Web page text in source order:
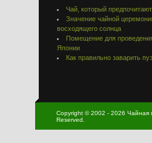
Чай, который
Значение чайной
восходящего солнца
Помещение для
Японии
Как правильно заварить
Copyright © 2002 - 2026 Чайная
Reserved.